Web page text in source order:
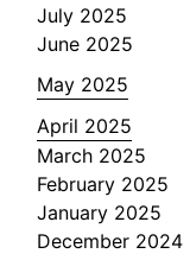
July 2025
June 2025
May 2025
April 2025
March 2025
February 2025
January 2025
December 2024